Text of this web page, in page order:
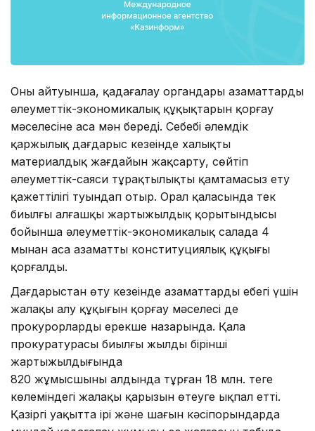
Оның айтуынша, қадағалау органдары азаматтардың
әлеуметтік-экономикалық құқықтарын қорғау
мәселесіне аса мән береді. Себебі әлемдік
қаржылық дағдарыс кезеңінде халықтың
материалдық жағдайын жақсарту, сөйтіп
әлеуметтік-саяси тұрақтылықты қамтамасыз ету
қажеттілігі туындап отыр. Орал қаласында тек
биылғы алғашқы жартыжылдық қорытындысы
бойынша әлеуметтік-экономикалық салада 4
мыңнан аса азаматтың конституциялық құқығы
қорғалды.
Дағдарыстан өту кезеңінде азаматтардың еңбегі үшін
жалақы алу құқығын қорғау мәселесі де
прокурорлардың ерекше назарында. Қала
прокуратурасы биылғы жылдың бірінші
жартыжылдығында
820 жұмысшының алдында тұрған 18 млн. теңге
көлеміндегі жалақы қарызын өтеуге ықпал етті.
Қазіргі уақытта ірі және шағын кәсіпорындарда